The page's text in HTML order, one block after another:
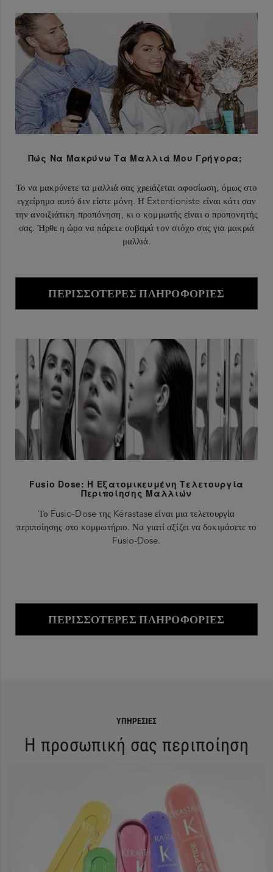
Πώς Να Μακρύνω Τα Μαλλιά Μου Γρήγορα;
Το να μακρύνετε τα μαλλιά σας χρειάζεται αφοσίωση, όμως στο
εγχείρημα αυτό δεν είστε μόνη. Η Extentioniste είναι κάτι σαν
την ανοιξιάτικη προπόνηση, κι ο κομμωτής είναι ο προπονητής
σας. Ήρθε η ώρα να πάρετε σοβαρά τον στόχο σας για μακριά
μαλλιά.
ΠΕΡΙΣΣΌΤΕΡΕΣ ΠΛΗΡΟΦΟΡΊΕΣ
Fusio Dose: Η Εξατομικευμένη Τελετουργία
Περιποίησης Μαλλιών
Το Fusio-Dose της Kérastase είναι μια τελετουργία
περιποίησης στο κομμωτήριο. Να γιατί αξίζει να δοκιμάσετε το
Fusio-Dose.
ΠΕΡΙΣΣΌΤΕΡΕΣ ΠΛΗΡΟΦΟΡΊΕΣ
ΥΠΗΡΕΣΊΕΣ
Η προσωπική σας περιποίηση